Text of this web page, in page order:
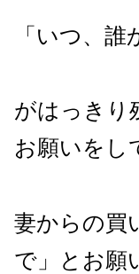
「いつ、誰
がはっきり
お願いをし
妻からの買
で」とお願